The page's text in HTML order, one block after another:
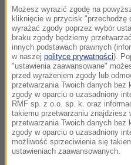
Możesz wyrazić zgodę na
kliknięcie w przycisk "przechodzę
wyrażać zgody poprzez wybór
braku zgody będziemy
innych podstawach prawnych
w naszej polityce prywatności).
"ustawienia zaawansowane"
przed wyrażeniem zgody lub
przetwarzania Twoich danych bez
zgody w oparciu o uzasadniony
RMF sp. z o.o. sp. k. oraz
takiemu przetwarzaniu znajdziesz
przetwarzania Twoich danych bez
zgody w oparciu o uzasadniony
możliwość sprzeciwienia się
ustawieniach zaawansowanych.